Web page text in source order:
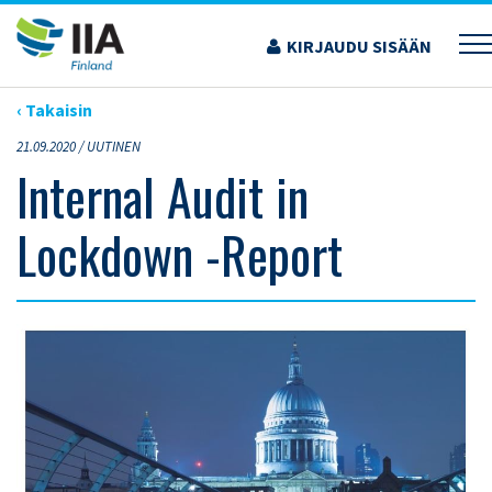
Siirry
sisältöön
KIRJAUDU SISÄÄN
›ARTIKKELIT›INTERNAL AUDIT IN LOCKDOWN -REPORT
‹ Takaisin
21.09.2020 /UUTINEN
Internal Audit in
Lockdown -Report